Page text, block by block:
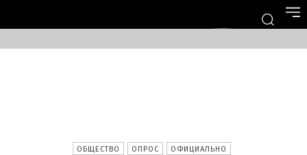
ОБЩЕСТВО ОПРОС ОФИЦИАЛЬНО